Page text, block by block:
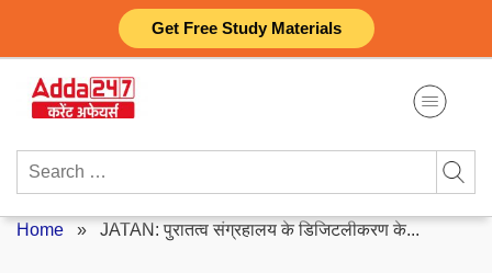
Get Free Study Materials
content
Search
Home » JATAN: पुरातत्व संग्रहालय के डिजिटलीकरण के...